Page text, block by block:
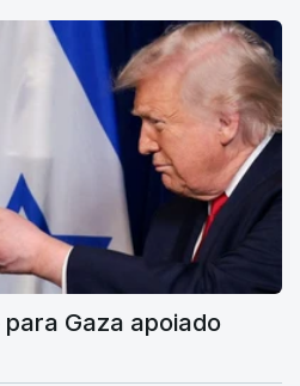
Gaza apoiado